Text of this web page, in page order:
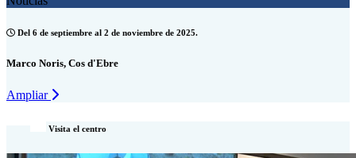
Del 6 de septiembre al 2 de noviembre de 2025.
Marco Noris, Cos d'Ebre
Ampliar
Visita el centro